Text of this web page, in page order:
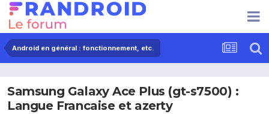
Android en général : fonctionnement, etc.
Samsung Galaxy Ace Plus (gt-s7500) :
Langue Francaise et azerty